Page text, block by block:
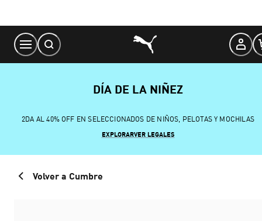
Content
DÍA DE LA NIÑEZ
2DA AL 40% OFF EN SELECCIONADOS DE NIÑOS, PELOTAS Y MOCHILAS
EXPLORARVER LEGALES
Volver a Cumbre